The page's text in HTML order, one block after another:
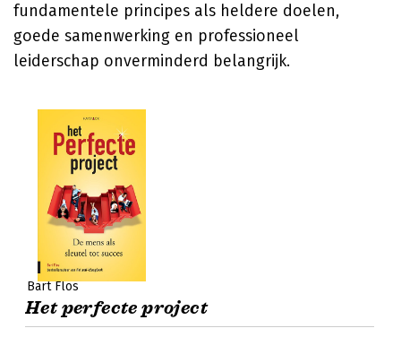
fundamentele principes als heldere doelen,
goede samenwerking en professioneel
leiderschap onverminderd belangrijk.
Bart Flos
Het perfecte project